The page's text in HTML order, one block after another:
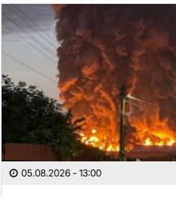
05.08.2026 - 13:00